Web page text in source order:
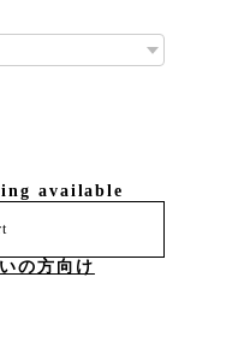
available
の方向け